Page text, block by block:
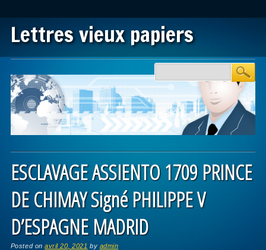
Lettres vieux papiers
Main menu
ESCLAVAGE ASSIENTO 1709 PRINCE
DE CHIMAY Signé PHILIPPE V
D’ESPAGNE MADRID
Posted onavril 20, 2021 by admin